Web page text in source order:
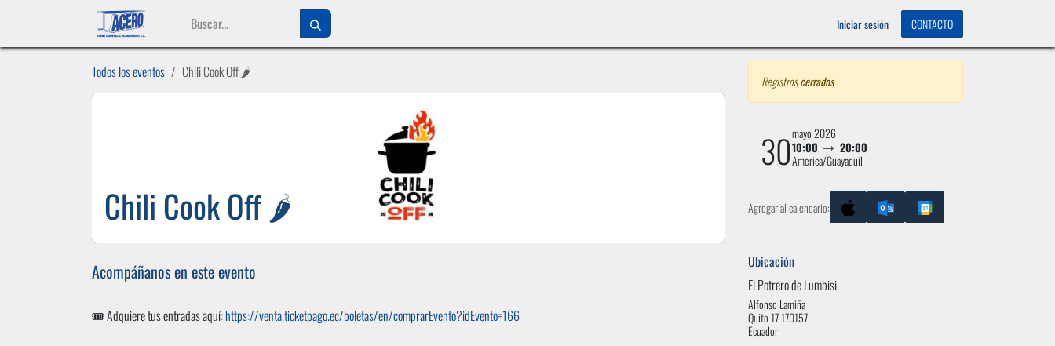
Iniciar sesión CONTACTO
Todos los eventos Chili Cook Off 🌶️
Chili Cook Off 🌶️
Acompáñanos en este evento
🎟️ Adquiere tus entradas aquí:https://venta.ticketpago.ec/boletas/en/comprarEvento?idEvento=166
Registroscerrados
30mayo 2026
10:00
20:00
America/Guayaquil
Agregar al calendario:
Ubicación
El Potrero de Lumbisi
Alfonso Lamiña
Quito 17 170157
Ecuador